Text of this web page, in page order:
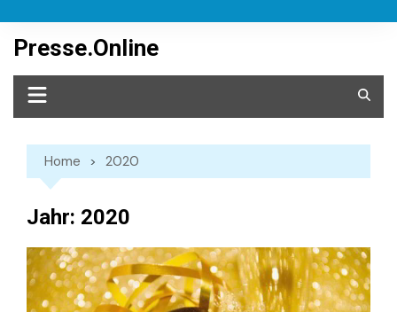
content
Presse.Online
Home 2020
Jahr: 2020